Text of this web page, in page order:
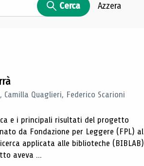
Cerca Azzera
Quaglieri, Federico Scarioni
e i principali risultati del progetto
da Fondazione per Leggere (FPL) al
applicata alle biblioteche (BIBLAB)
aveva ...